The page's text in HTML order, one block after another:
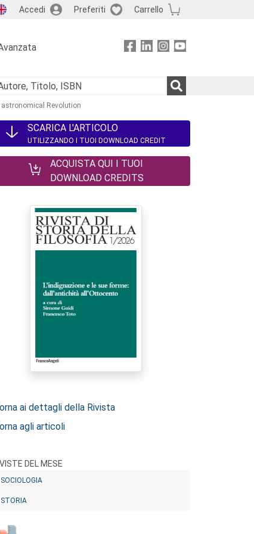
Accedi Preferiti Carrello
Revolution
SCARICA L'ARTICOLO
UTILIZZANDO I TUOI DOWNLOAD CREDIT
ACQUISTA QUI I TUOI
DOWNLOAD CREDITS
ai dettagli della Rivista
agli articoli
DEL MESE
SOCIOLOGIA
STORIA